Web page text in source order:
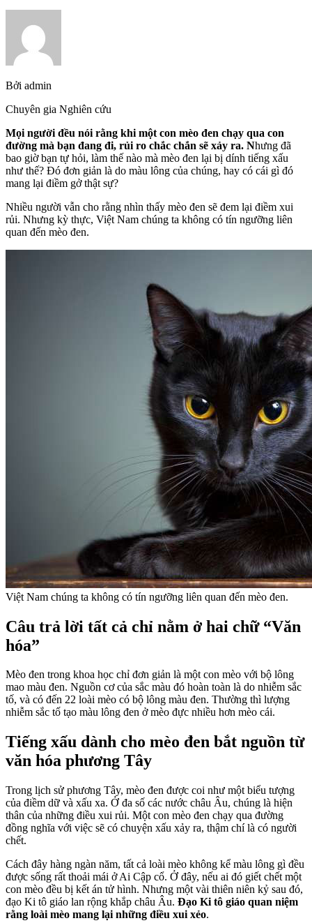
Bởi admin
Chuyên gia Nghiên cứu
Mọi người đều nói rằng khi một con mèo đen chạy qua con
đường mà bạn đang đi, rủi ro chắc chắn sẽ xảy ra. Nhưng đã
bao giờ bạn tự hỏi, làm thế nào mà mèo đen lại bị dính tiếng xấu
như thế? Đó đơn giản là do màu lông của chúng, hay có cái gì đó
mang lại điềm gở thật sự?
Nhiều người vẫn cho rằng nhìn thấy mèo đen sẽ đem lại điềm xui
rủi. Nhưng kỳ thực, Việt Nam chúng ta không có tín ngưỡng liên
quan đến mèo đen.
Việt Nam chúng ta không có tín ngưỡng liên quan đến mèo đen.
Câu trả lời tất cả chỉ nằm ở hai chữ “Văn
hóa”
Mèo đen trong khoa học chỉ đơn giản là một con mèo với bộ lông
mao màu đen. Nguồn cơ của sắc màu đó hoàn toàn là do nhiễm sắc
tố, và có đến 22 loài mèo có bộ lông màu đen. Thường thì lượng
nhiễm sắc tố tạo màu lông đen ở mèo đực nhiều hơn mèo cái.
Tiếng xấu dành cho mèo đen bắt nguồn từ
văn hóa phương Tây
Trong lịch sử phương Tây, mèo đen được coi như một biểu tượng
của điềm dữ và xấu xa. Ở đa số các nước châu Âu, chúng là hiện
thân của những điều xui rủi. Một con mèo đen chạy qua đường
đồng nghĩa với việc sẽ có chuyện xấu xảy ra, thậm chí là có người
chết.
Cách đây hàng ngàn năm, tất cả loài mèo không kể màu lông gì đều
được sống rất thoải mái ở Ai Cập cổ. Ở đây, nếu ai đó giết chết một
con mèo đều bị kết án tử hình. Nhưng một vài thiên niên kỷ sau đó,
đạo Ki tô giáo lan rộng khắp châu Âu. Đạo Ki tô giáo quan niệm
rằng loài mèo mang lại những điều xui xẻo.